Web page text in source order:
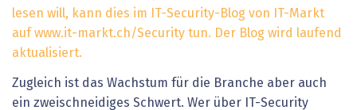
lesen will, kann dies im IT-Security-Blog von IT-Markt
auf www.it-markt.ch/Security tun. Der Blog wird laufend
aktualisiert.
Zugleich ist das Wachstum für die Branche aber auch
ein zweischneidiges Schwert. Wer über IT-Security